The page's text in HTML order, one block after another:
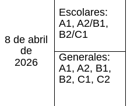
8 de abril
de
2026
Escolares:
A1, A2/B1,
B2/C1
Generales:
A1, A2, B1,
B2, C1, C2